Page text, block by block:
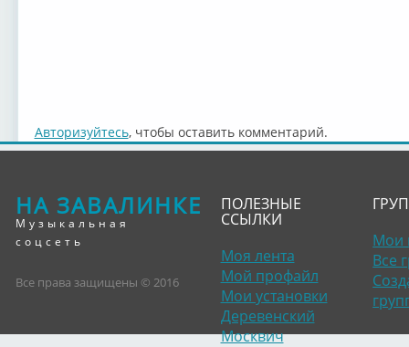
Авторизуйтесь, чтобы оставить комментарий.
НА ЗАВАЛИНКЕ
Музыкальная
соцсеть
Все права защищены © 2016
ПОЛЕЗНЫЕ
ССЫЛКИ
Моя лента
Мой профайл
Мои установки
Деревенский
Москвич
Мои
Все